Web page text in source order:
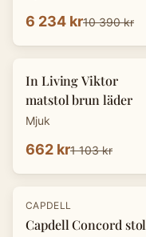
6 234 kr10 390 kr
- 40%
In Living Viktor
matstol brun läder
Mjuk
662 kr1 103 kr
-30%
CAPDELL
Capdell Concord stol